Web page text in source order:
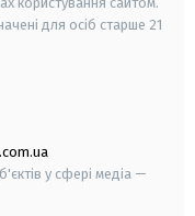
для осіб старше 21
у сфері медіа —